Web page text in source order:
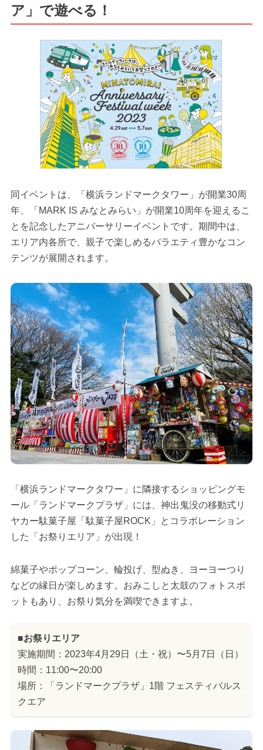
ア」で遊べる！
同イベントは、「横浜ランドマークタワー」が開業30周
年、「MARK IS みなとみらい」が開業10周年を迎えるこ
とを記念したアニバーサリーイベントです。期間中は、
エリア内各所で、親子で楽しめるバラエティ豊かなコン
テンツが展開されます。
「横浜ランドマークタワー」に隣接するショッピングモ
ール「ランドマークプラザ」には、神出鬼没の移動式リ
ヤカー駄菓子屋「駄菓子屋ROCK」とコラボレーション
した「お祭りエリア」が出現！
綿菓子やポップコーン、輪投げ、型ぬき、ヨーヨーつり
などの縁日が楽しめます。おみこしと太鼓のフォトスポ
ットもあり、お祭り気分を満喫できますよ。
■お祭りエリア
実施期間：2023年4月29日（土・祝）〜5月7日（日）
時間：11:00〜20:00
場所：「ランドマークプラザ」1階 フェスティバルス
クエア